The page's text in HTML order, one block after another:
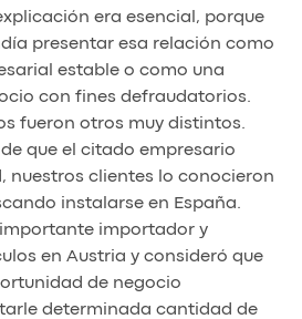
era esencial, porque
presentar esa relación como
estable o como una
con fines defraudatorios.
fueron otros muy distintos.
que el citado empresario
nuestros clientes lo conocieron
instalarse en España.
importador y
en Austria y consideró que
de negocio
determinada cantidad de